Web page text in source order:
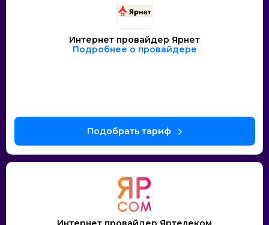
Интернет провайдер Ярнет
Подробнее о провайдере